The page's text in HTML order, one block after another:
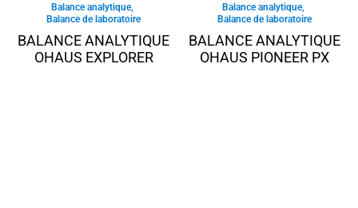
Balance analytique,
Balance de laboratoire
BALANCE ANALYTIQUE
OHAUS EXPLORER
Balance analytique,
Balance de laboratoire
BALANCE ANALYTIQUE
OHAUS PIONEER PX